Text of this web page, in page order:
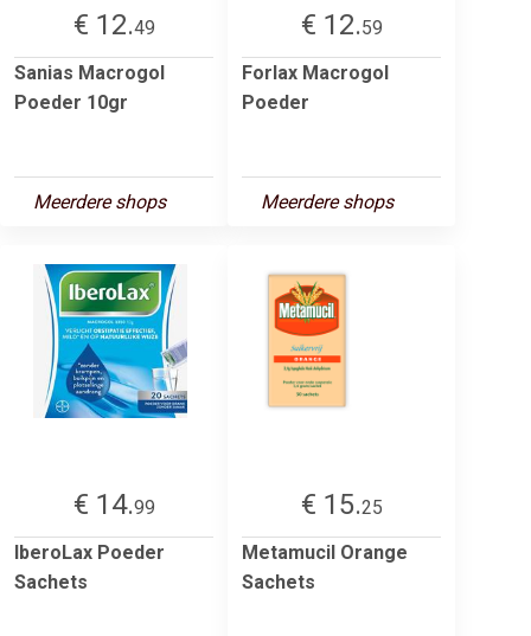
€ 12.49
Sanias Macrogol
Poeder 10gr
Meerdere shops
€ 12.59
Forlax Macrogol
Poeder
Meerdere shops
€ 14.99
IberoLax Poeder
Sachets
€ 15.25
Metamucil Orange
Sachets